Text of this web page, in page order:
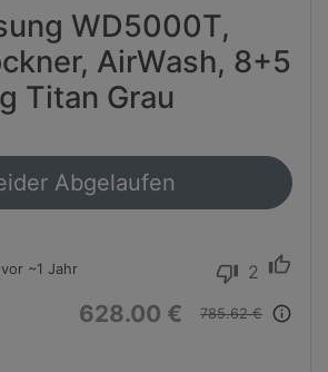
WD5000T,
AirWash, 8+5
Titan Grau
Abgelaufen
vor ~1 Jahr thumb_down 2 thumb_up
628.00 € 785.62 € info_outline